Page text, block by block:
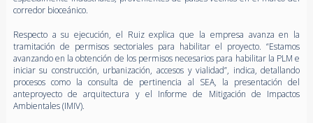
corredor bioceánico.
Respecto a su ejecución, el Ruiz explica que la empresa avanza en la
tramitación de permisos sectoriales para habilitar el proyecto. “Estamos
avanzando en la obtención de los permisos necesarios para habilitar la PLM e
iniciar su construcción, urbanización, accesos y vialidad”, indica, detallando
procesos como la consulta de pertinencia al SEA, la presentación del
anteproyecto de arquitectura y el Informe de Mitigación de Impactos
Ambientales (IMIV).